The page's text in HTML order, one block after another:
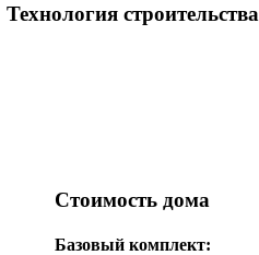
Технология строительства
Стоимость дома
Базовый комплект: